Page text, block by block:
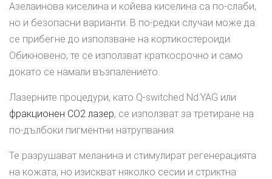
Азелаинова киселина и койева киселина са по-слаби,
но и безопасни варианти. В по-редки случаи може да
се прибегне до използване на кортикостероиди.
Обикновено, те се използват краткосрочно и само
докато се намали възпалението.
Лазерните процедури, като Q-switched Nd:YAG или
фракционен CO2 лазер, се използват за третиране на
по-дълбоки пигментни натрупвания.
Те разрушават меланина и стимулират регенерацията
на кожата, но изискват няколко сесии и стриктна